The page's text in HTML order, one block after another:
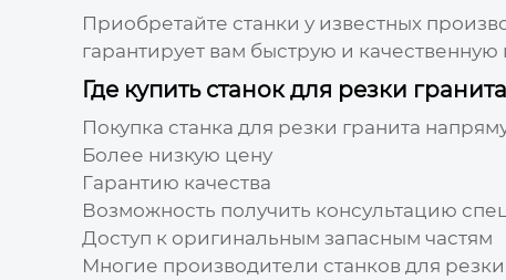
Приобретайте станки у известных
гарантирует вам быструю и
Где купить станок для резки
Покупка станка для резки гранита
Более низкую цену
Гарантию качества
Возможность получить консультацию
Доступ к оригинальным запасным частям
Многие производители станков для